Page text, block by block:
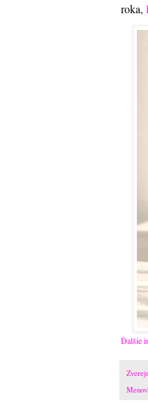
roka,
Ďalšie